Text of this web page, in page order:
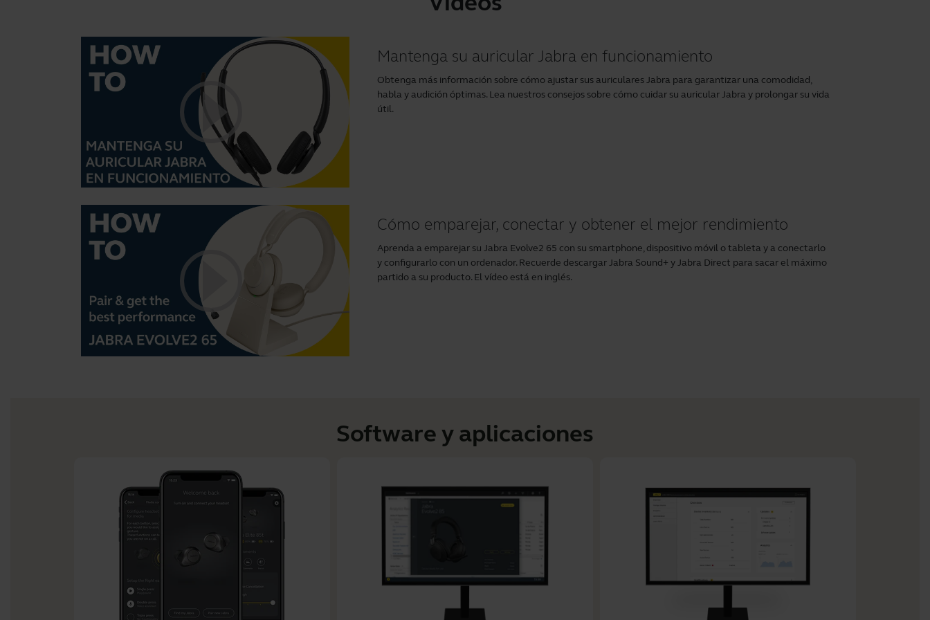
Mantenga su auricular Jabra en funcionamiento
Obtenga más información sobre cómo ajustar sus auriculares Jabra para garantizar una comodidad,
habla y audición óptimas. Lea nuestros consejos sobre cómo cuidar su auricular Jabra y prolongar su vida
útil.
Cómo emparejar, conectar y obtener el mejor rendimiento
Aprenda a emparejar su Jabra Evolve2 65 con su smartphone, dispositivo móvil o tableta y a conectarlo
y configurarlo con un ordenador. Recuerde descargarJabra Sound+ yJabra Direct para sacar el máximo
partido a su producto. El vídeo está en inglés.
Software y aplicaciones